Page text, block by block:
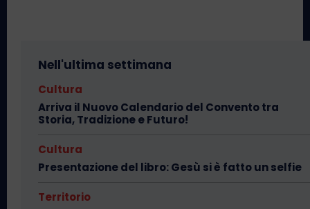
Nell'ultima settimana
Cultura
Arriva il Nuovo Calendario del Convento tra
Storia, Tradizione e Futuro!
Cultura
Presentazione del libro: Gesù si è fatto un selfie
Territorio